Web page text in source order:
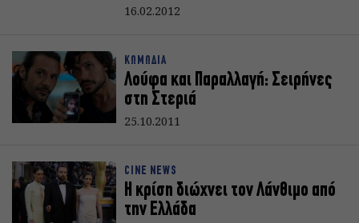
16.02.2012
ΚΩΜΩΔΙΑ
Λούφα και Παραλλαγή: Σειρήνες
στη Στεριά
25.10.2011
CINE NEWS
Η κρίση διώχνει τον Λάνθιμο από
την Ελλάδα